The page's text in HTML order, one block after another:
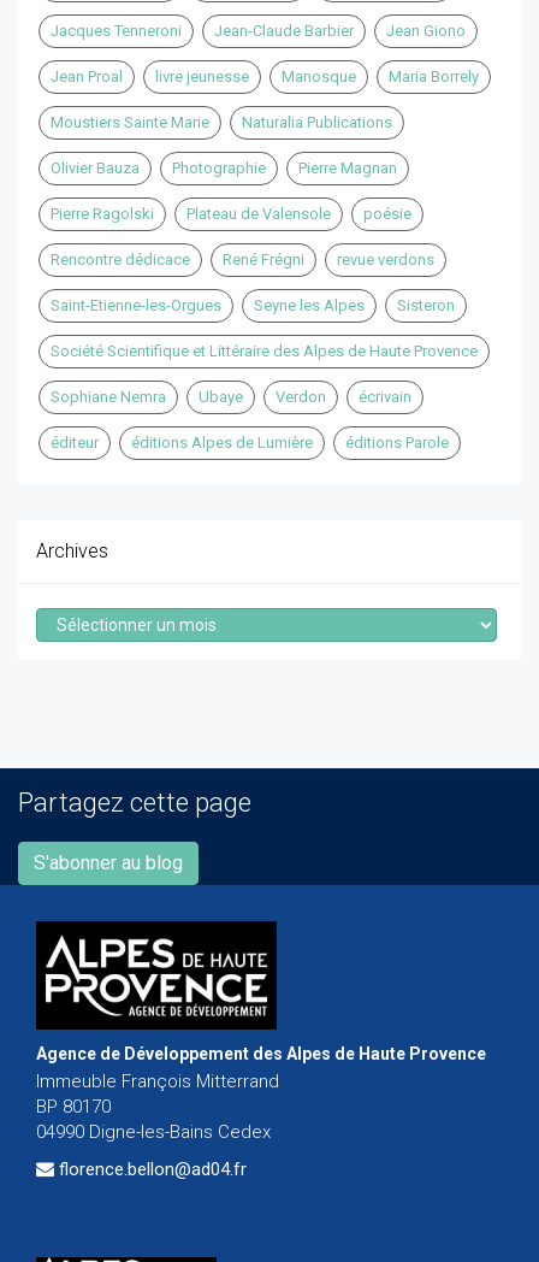
Jacques Tenneroni Jean-Claude Barbier Jean Giono
Jean Proal livre jeunesse Manosque Maria Borrely
Moustiers Sainte Marie Naturalia Publications
Olivier Bauza Photographie Pierre Magnan
Pierre Ragolski Plateau de Valensole poésie
Rencontre dédicace René Frégni revue verdons
Saint-Etienne-les-Orgues Seyne les Alpes Sisteron
Société Scientifique et Littéraire des Alpes de Haute Provence
Sophiane Nemra Ubaye Verdon écrivain
éditeur éditions Alpes de Lumière éditions Parole
Archives
Archives
Partagez cette page
S'abonner au blog
Agence de Développement des Alpes de Haute Provence
Immeuble François Mitterrand
BP 80170
04990 Digne-les-Bains Cedex
florence.bellon@ad04.fr